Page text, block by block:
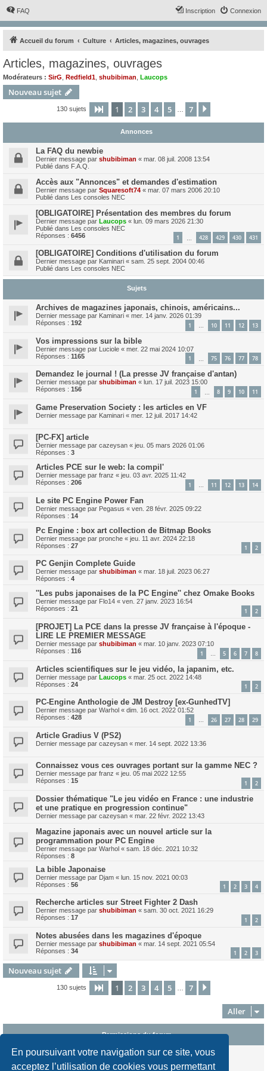
En poursuivant votre navigation sur ce site, vous
acceptez l’utilisation de cookies vous permettant
FAQ Connexion
Inscription
Accueil du forum Culture Articles, magazines, ouvrages
Articles, magazines, ouvrages
Modérateurs : SirG Redfield1 shubibiman Laucops
Nouveau sujet
130 sujets Page 1sur7
1 2 3 4 5 7
Annonces
La FAQ du newbie
Dernier message par shubibiman « mar. 08 juil. 2008 13:54
Publié dans F.A.Q.
Accès aux "Annonces" et demandes d'estimation
Dernier message par Squaresoft74 « mar. 07 mars 2006 20:10
Publié dans Les consoles NEC
[OBLIGATOIRE] Présentation des membres du forum
Dernier message par Laucops « lun. 09 mars 2026 21:30
Publié dans Les consoles NEC
Réponses : 6456 1 428 429 430 431
[OBLIGATOIRE] Conditions d'utilisation du forum
Dernier message par Kaminari « sam. 25 sept. 2004 00:46
Publié dans Les consoles NEC
Sujets
Archives de magazines japonais, chinois, américains...
Dernier message par Kaminari « mer. 14 janv. 2026 01:39
Réponses : 192 1 … 10 11 12 13
Vos impressions sur la bible
Dernier message par Luciole « mer. 22 mai 2024 10:07
Réponses : 1165 1 75 76 77 78
Demandez le journal ! (La presse JV française d'antan)
Dernier message par shubibiman « lun. 17 juil. 2023 15:00
Réponses : 156 1 8 9 10 11
Game Preservation Society : les articles en VF
Dernier message par Kaminari « mer. 12 juil. 2017 14:42
[PC-FX] article
Dernier message par cazeysan « jeu. 05 mars 2026 01:06
Réponses : 3
Articles PCE sur le web: la compil'
Dernier message par franz « jeu. 03 avr. 2025 11:42
Réponses : 206 1 … 11 12 13 14
Le site PC Engine Power Fan
Dernier message par Pegasus « ven. 28 févr. 2025 09:22
Réponses : 14
Pc Engine : box art collection de Bitmap Books
Dernier message par pronche « jeu. 11 avr. 2024 22:18
Réponses : 27 1 2
PC Genjin Complete Guide
Dernier message par shubibiman « mar. 18 juil. 2023 06:27
Réponses : 4
''Les pubs japonaises de la PC Engine'' chez Omake Books
Dernier message par Flo14 « ven. 27 janv. 2023 16:54
Réponses : 21 1 2
[PROJET] La PCE dans la presse JV française à l'époque -
LIRE LE PREMIER MESSAGE
Dernier message par shubibiman « mar. 10 janv. 2023 07:10
Réponses : 116 1 … 5 6 7 8
Articles scientifiques sur le jeu vidéo, la japanim, etc.
Dernier message par Laucops « mar. 25 oct. 2022 14:48
Réponses : 24 1 2
PC-Engine Anthologie de JM Destroy [ex-GunhedTV]
Dernier message par Warhol « dim. 16 oct. 2022 01:52
Réponses : 428 1 … 26 27 28 29
Article Gradius V (PS2)
Dernier message par cazeysan « mer. 14 sept. 2022 13:36
Connaissez vous ces ouvrages portant sur la gamme NEC ?
Dernier message par franz « jeu. 05 mai 2022 12:55
Réponses : 15 1 2
Dossier thématique "Le jeu vidéo en France : une industrie
et une pratique en progression continue"
Dernier message par cazeysan « mar. 22 févr. 2022 13:43
Magazine japonais avec un nouvel article sur la
programmation pour PC Engine
Dernier message par Warhol « sam. 18 déc. 2021 10:32
Réponses : 8
La bible Japonaise
Dernier message par Djam « lun. 15 nov. 2021 00:03
Réponses : 56 1 2 3 4
Recherche articles sur Street Fighter 2 Dash
Dernier message par shubibiman « sam. 30 oct. 2021 16:29
Réponses : 17 1 2
Notes abusées dans les magazines d'époque
Dernier message par shubibiman « mar. 14 sept. 2021 05:54
Réponses : 34 1 2 3
Nouveau sujet
130 sujets Page 1sur7
1 2 3 4 5 … 7
Aller
Permissions du forum
Vous ne pouvez pas publier de nouveaux sujets dans ce forum
Vousne pouvez pasrépondre aux sujets dans ce forum